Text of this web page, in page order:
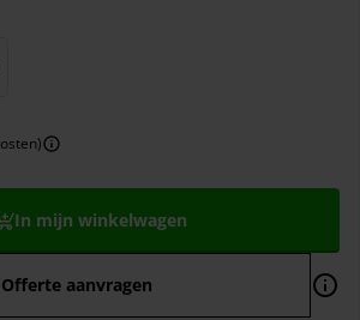
In mijn winkelwagen
Offerte aanvragen